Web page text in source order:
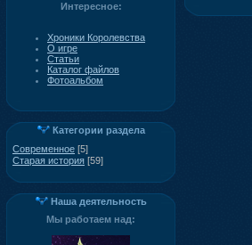
Интересное:
Хроники Королевства
О игре
Статьи
Каталог файлов
Фотоальбом
Категории раздела
Современное [5]
Старая история [59]
Наша деятельность
Мы работаем над: